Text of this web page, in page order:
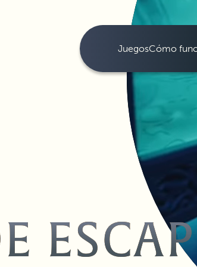
JuegosCómo